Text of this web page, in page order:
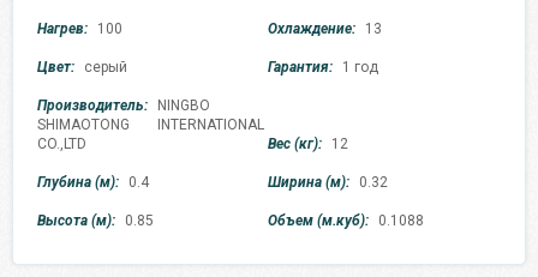
Нагрев: 100 Охлаждение: 13
Цвет: серый Гарантия: 1 год
Производитель:
NINGBO
SHIMAOTONG INTERNATIONAL
CO.,LTD
Вес (кг): 12
Глубина (м): 0.4 Ширина (м): 0.32
Высота (м): 0.85 Объем (м.куб): 0.1088